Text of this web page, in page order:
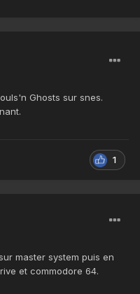
Ghosts sur snes.
1
master system puis en
et commodore 64.